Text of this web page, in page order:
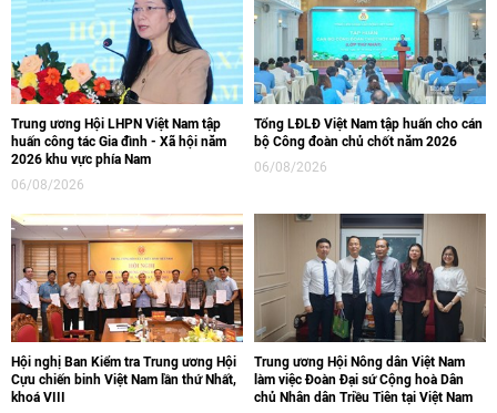
Trung ương Hội LHPN Việt Nam tập
huấn công tác Gia đình - Xã hội năm
2026 khu vực phía Nam
06/08/2026
Tổng LĐLĐ Việt Nam tập huấn cho cán
bộ Công đoàn chủ chốt năm 2026
06/08/2026
Hội nghị Ban Kiểm tra Trung ương Hội
Cựu chiến binh Việt Nam lần thứ Nhất,
khoá VIII
Trung ương Hội Nông dân Việt Nam
làm việc Đoàn Đại sứ Cộng hoà Dân
chủ Nhân dân Triều Tiên tại Việt Nam